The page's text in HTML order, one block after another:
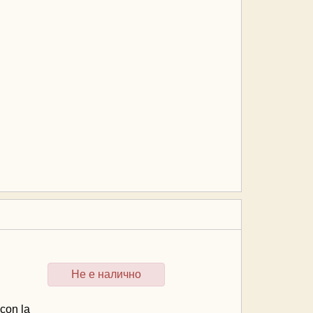
la
Не е налично